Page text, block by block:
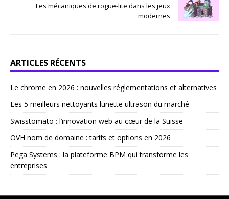
Les mécaniques de rogue-lite dans les jeux
modernes
ARTICLES RÉCENTS
Le chrome en 2026 : nouvelles réglementations et alternatives
Les 5 meilleurs nettoyants lunette ultrason du marché
Swisstomato : l’innovation web au cœur de la Suisse
OVH nom de domaine : tarifs et options en 2026
Pega Systems : la plateforme BPM qui transforme les
entreprises